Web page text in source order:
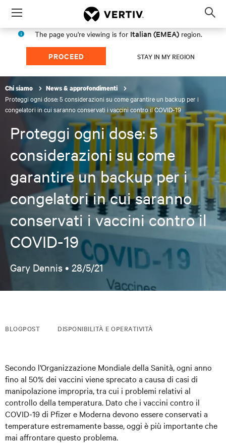
Menu
The page you're viewing is for Italian (EMEA) region.
PROCEED STAY IN MY REGION
Chi siamo News & approfondimenti
Proteggi ogni dose: 5 considerazioni su come garantire un backup per i
congelatori in cui saranno conservati i vaccini contro il COVID-19
Proteggi ogni dose: 5
considerazioni su come
garantire un backup per i
congelatori in cui saranno
conservati i vaccini contro il
COVID-19
Gary Dennis • 28/5/21
BLOGPOST DISPONIBILITÀ E OPERATIVITÀ
Secondo l’Organizzazione Mondiale della Sanità, ogni anno
fino al 50% dei vaccini viene sprecato a causa di casi di
manipolazione impropria, tra cui i problemi relativi al
controllo della temperatura. Dato che i vaccini contro il
COVID-19 di Pfizer e Moderna devono essere conservati a
temperature estremamente basse, oggi è più importante che
mai affrontare questo problema.